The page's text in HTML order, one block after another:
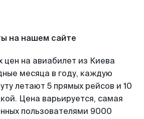
на нашем сайте
цен на авиабилет из Киева
месяца в году, каждую
летают 5 прямых рейсов и 10
Цена варьируется, самая
пользователями 9000